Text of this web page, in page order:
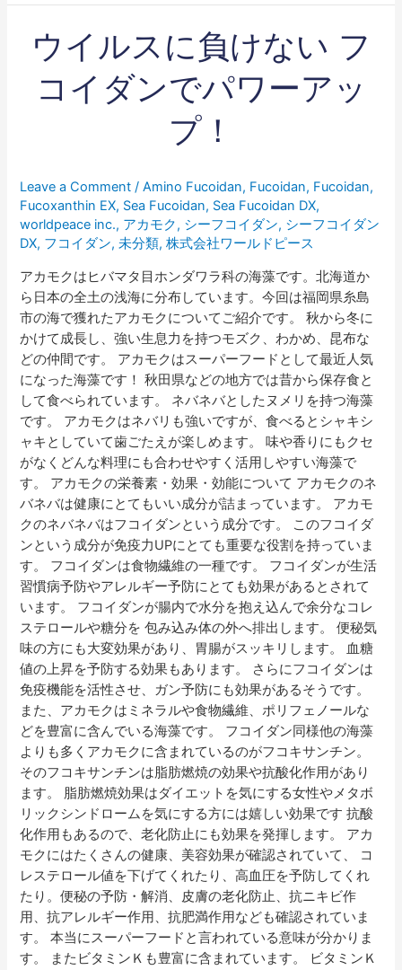
ウイルスに負けない フ
コイダンでパワーアッ
プ！
Leave a Comment /Amino Fucoidan, Fucoidan, Fucoidan,
Fucoxanthin EX, Sea Fucoidan, Sea Fucoidan DX,
worldpeace inc., アカモク, シーフコイダン, シーフコイダン
DX, フコイダン,未分類,株式会社ワールドピース
アカモクはヒバマタ目ホンダワラ科の海藻です。北海道か
ら日本の全土の浅海に分布しています。今回は福岡県糸島
市の海で獲れたアカモクについてご紹介です。 秋から冬に
かけて成長し、強い生息力を持つモズク、わかめ、昆布な
どの仲間です。 アカモクはスーパーフードとして最近人気
になった海藻です！ 秋田県などの地方では昔から保存食と
して食べられています。 ネバネバとしたヌメリを持つ海藻
です。 アカモクはネバリも強いですが、食べるとシャキシ
ャキとしていて歯ごたえが楽しめます。 味や香りにもクセ
がなくどんな料理にも合わせやすく活用しやすい海藻で
す。 アカモクの栄養素・効果・効能について アカモクのネ
バネバは健康にとてもいい成分が詰まっています。 アカモ
クのネバネバはフコイダンという成分です。 このフコイダ
ンという成分が免疫力UPにとても重要な役割を持っていま
す。 フコイダンは食物繊維の一種です。 フコイダンが生活
習慣病予防やアレルギー予防にとても効果があるとされて
います。 フコイダンが腸内で水分を抱え込んで余分なコレ
ステロールや糖分を 包み込み体の外へ排出します。 便秘気
味の方にも大変効果があり、胃腸がスッキリします。 血糖
値の上昇を予防する効果もあります。 さらにフコイダンは
免疫機能を活性させ、ガン予防にも効果があるそうです。
また、アカモクはミネラルや食物繊維、ポリフェノールな
どを豊富に含んでいる海藻です。 フコイダン同様他の海藻
よりも多くアカモクに含まれているのがフコキサンチン。
そのフコキサンチンは脂肪燃焼の効果や抗酸化作用があり
ます。 脂肪燃焼効果はダイエットを気にする女性やメタボ
リックシンドロームを気にする方には嬉しい効果です 抗酸
化作用もあるので、老化防止にも効果を発揮します。 アカ
モクにはたくさんの健康、美容効果が確認されていて、 コ
レステロール値を下げてくれたり、高血圧を予防してくれ
たり。便秘の予防・解消、皮膚の老化防止、抗ニキビ作
用、抗アレルギー作用、抗肥満作用なども確認されていま
す。 本当にスーパーフードと言われている意味が分かりま
す。 またビタミンＫも豊富に含まれています。 ビタミンＫ
な
い
フ
コ
ダ
ン
で
パ
ワ
ー
ア
ッ
プ！